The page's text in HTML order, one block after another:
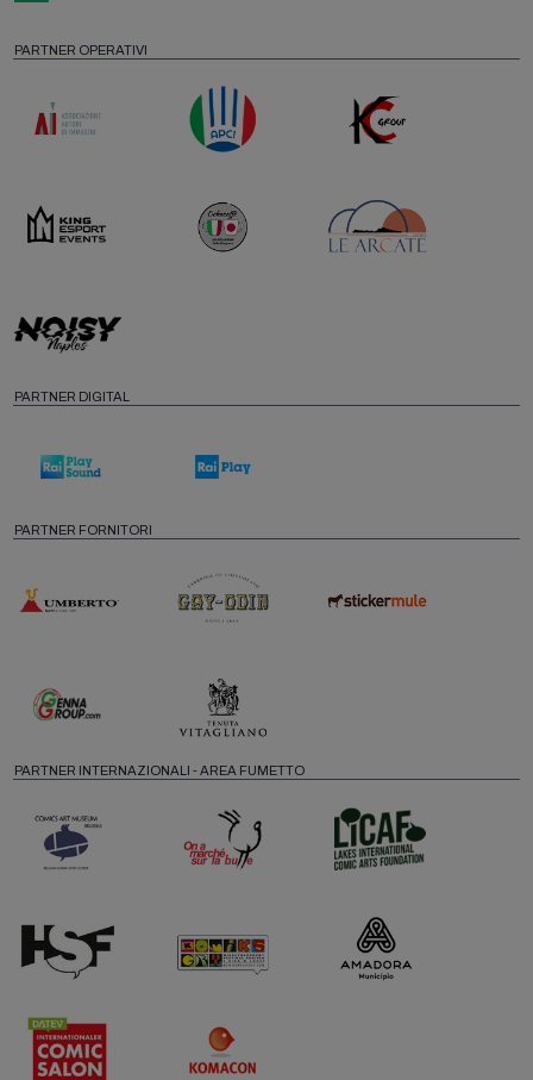
PARTNER OPERATIVI
PARTNER DIGITAL
PARTNER FORNITORI
PARTNER INTERNAZIONALI - AREA FUMETTO